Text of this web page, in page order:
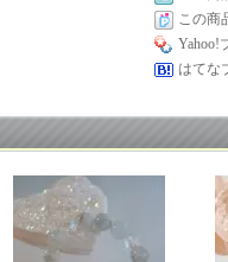
この商
Yahoo!
はてな